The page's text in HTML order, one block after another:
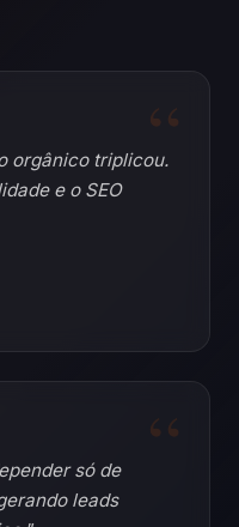
orgânico triplicou.
e o SEO
só de
leads